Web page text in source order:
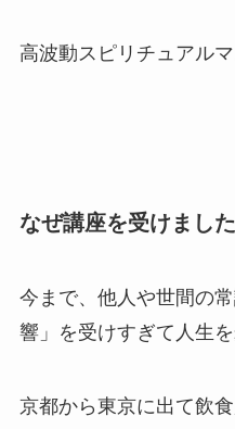
高波動スピリチュアル
なぜ講座を受けまし
今まで、他人や世間の
響」を受けすぎて人生
京都から東京に出て飲